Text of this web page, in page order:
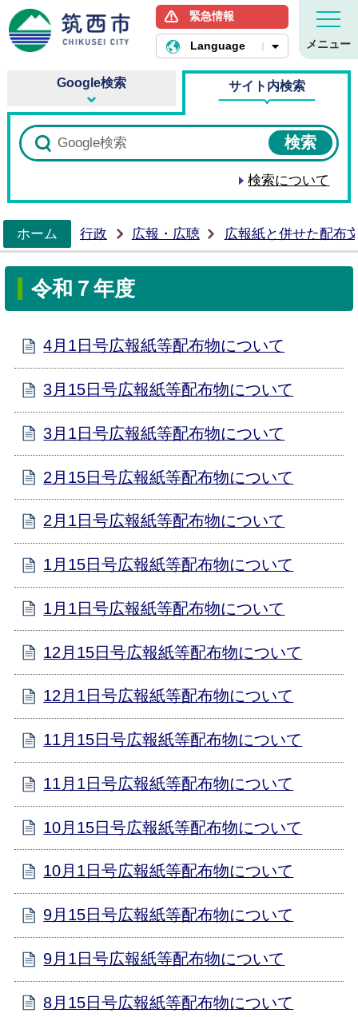
筑西市ホームページ
緊急情報
Language メニュー
Google検索 サイト内検索
検索について
ホーム
行政 広報・広聴 広報紙と併せた配布
令和７年度
4月1日号広報紙等配布物について
3月15日号広報紙等配布物について
3月1日号広報紙等配布物について
2月15日号広報紙等配布物について
2月1日号広報紙等配布物について
1月15日号広報紙等配布物について
1月1日号広報紙等配布物について
12月15日号広報紙等配布物について
12月1日号広報紙等配布物について
11月15日号広報紙等配布物について
11月1日号広報紙等配布物について
10月15日号広報紙等配布物について
10月1日号広報紙等配布物について
9月15日号広報紙等配布物について
9月1日号広報紙等配布物について
8月15日号広報紙等配布物について